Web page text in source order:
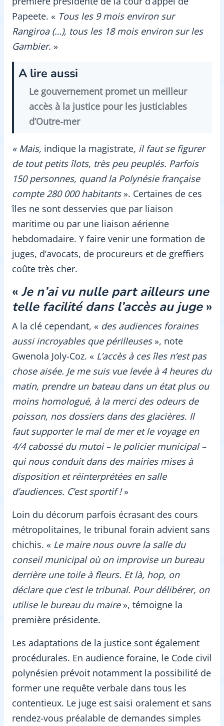
Papeete. « Tous les 9 mois environ sur
Rangiroa (…), tous les 18 mois environ sur les
Gambier. »
A lire aussi
Le gouvernement promet un meilleur
accès à la justice pour les justiciables
d’Outre-mer
« Mais, indique la magistrate, il faut se figurer
de tout petits îlots, très peu peuplés. Parfois
150 personnes, quand la Polynésie française
compte 280 000 habitants». Certaines de ces
îles ne sont desservies que par liaison
maritime ou par une liaison aérienne
hebdomadaire. Y faire venir une formation de
juges, d’avocats, de procureurs et de greffiers
coûte très cher.
« Je n’ai vu nulle part ailleurs une
telle facilité dans l’accès au juge »
A la clé cependant, « des audiences foraines
aussi incroyables que périlleuses », note
Gwenola Joly-Coz. « L’accès à ces îles n’est pas
chose aisée. Je me suis vue levée à 4 heures du
matin, prendre un bateau dans un état plus ou
moins homologué, à la merci des odeurs de
poisson, nos dossiers dans des glacières. Il
faut supporter le mal de mer et le voyage en
4/4 cabossé du mutoi – le policier municipal –
qui nous conduit dans des mairies mises à
disposition et réinterprétées en salle
d’audiences. C’est sportif !»
Loin du décorum parfois écrasant des cours
métropolitaines, le tribunal forain advient sans
chichis. « Le maire nous ouvre la salle du
conseil municipal où on improvise un bureau
derrière une toile à fleurs. Et là, hop, on
déclare que c’est le tribunal. Pour délibérer, on
utilise le bureau du maire», témoigne la
première présidente.
Les adaptations de la justice sont également
procédurales. En audience foraine, le Code civil
polynésien prévoit notamment la possibilité de
former une requête verbale dans tous les
contentieux. Le juge est saisi oralement et sans
rendez-vous préalable de demandes simples